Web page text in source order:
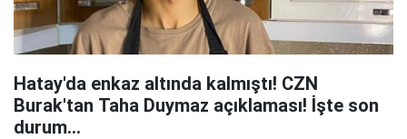
Hatay'da enkaz altında kalmıştı! CZN
Burak'tan Taha Duymaz açıklaması! İşte son
durum...